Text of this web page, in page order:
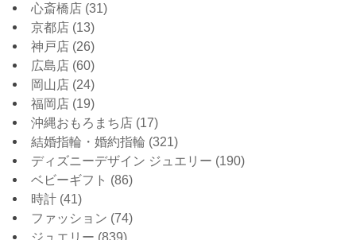
心斎橋店 (31)
京都店 (13)
神戸店 (26)
広島店 (60)
岡山店 (24)
福岡店 (19)
沖縄おもろまち店 (17)
結婚指輪・婚約指輪 (321)
ディズニーデザイン ジュエリー (190)
ベビーギフト (86)
時計 (41)
ファッション (74)
ジュエリー (839)